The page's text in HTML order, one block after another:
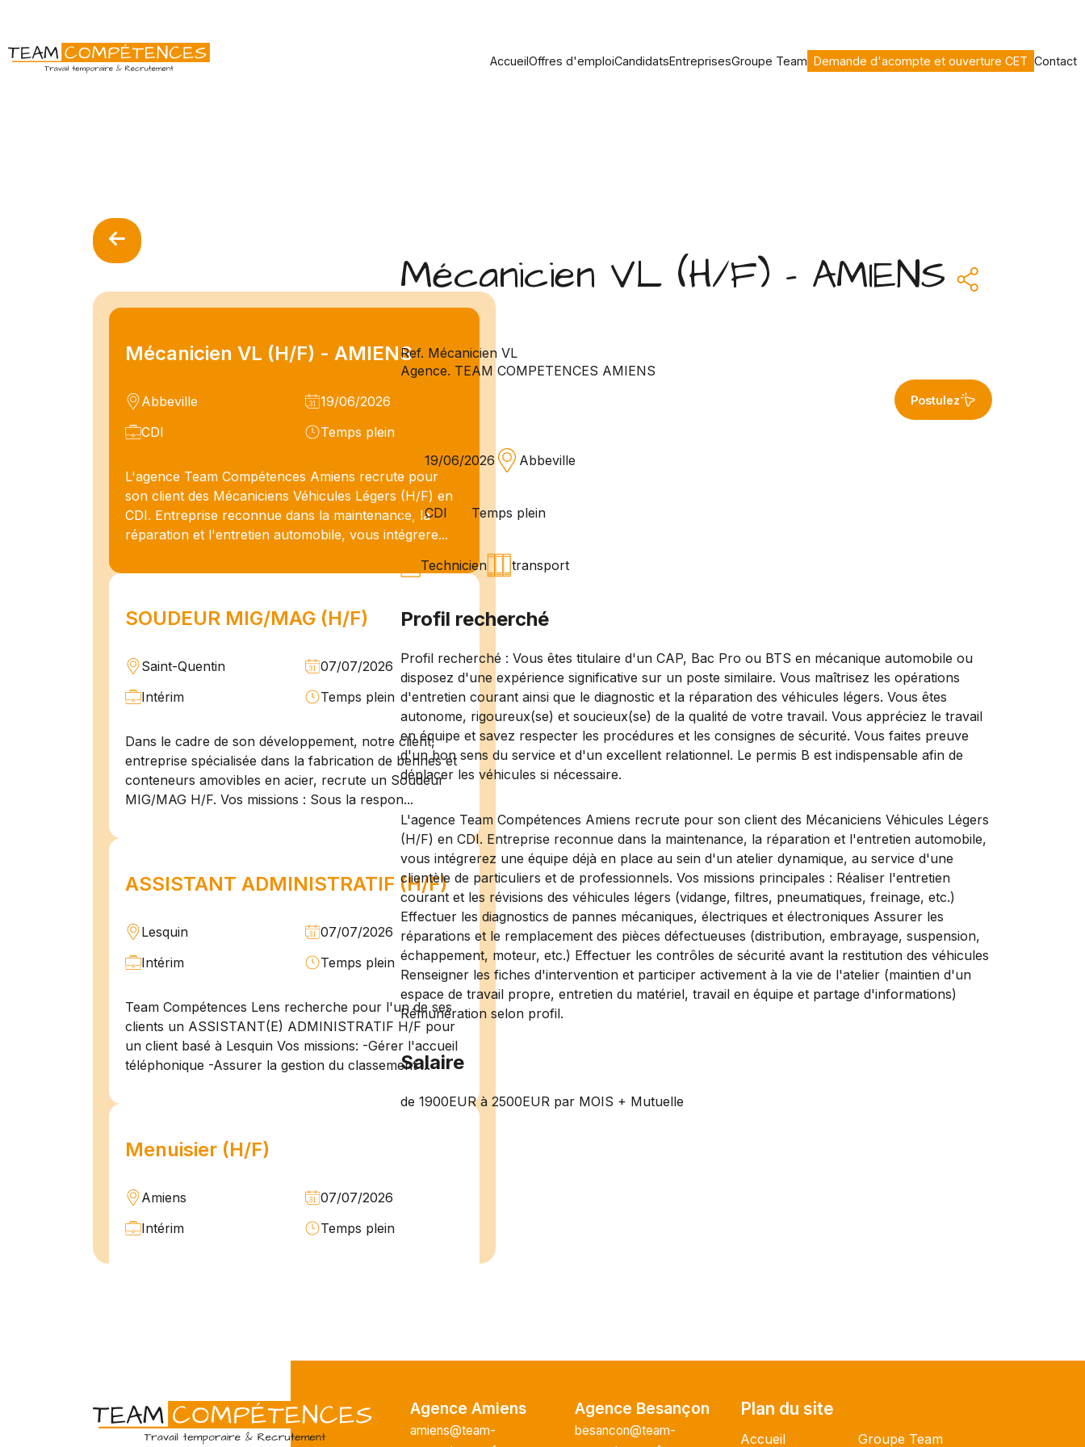
AccueilOffres d'emploiCandidatsEntreprisesGroupe Team Demande d'acompte et ouverture CET Contact
Mécanicien VL (H/F) - AMIENS
Abbeville
19/06/2026
CDI
Temps plein
L'agence Team Compétences Amiens recrute pour
son client des Mécaniciens Véhicules Légers (H/F) en
CDI. Entreprise reconnue dans la maintenance, la
réparation et l'entretien automobile, vous intégrere...
SOUDEUR MIG/MAG (H/F)
Saint-Quentin
07/07/2026
Intérim
Temps plein
Dans le cadre de son développement, notre client,
entreprise spécialisée dans la fabrication de bennes et
conteneurs amovibles en acier, recrute un Soudeur
MIG/MAG H/F. Vos missions : Sous la respon...
ASSISTANT ADMINISTRATIF (H/F)
Lesquin
07/07/2026
Intérim
Temps plein
Team Compétences Lens recherche pour l'un de ses
clients un ASSISTANT(E) ADMINISTRATIF H/F pour
un client basé à Lesquin Vos missions: -Gérer l'accueil
téléphonique -Assurer la gestion du classement ...
Menuisier (H/F)
Amiens
07/07/2026
Intérim
Temps plein
Technicien de maintenance H/F
Mécanicien VL (H/F) - AMIENS
Ref. Mécanicien VL
Agence. TEAM COMPETENCES AMIENS
Postulez
19/06/2026 Abbeville
CDI Temps plein
Technicien transport
Profil recherché
Profil recherché : Vous êtes titulaire d'un CAP, Bac Pro ou BTS en mécanique automobile ou
disposez d'une expérience significative sur un poste similaire. Vous maîtrisez les opérations
d'entretien courant ainsi que le diagnostic et la réparation des véhicules légers. Vous êtes
autonome, rigoureux(se) et soucieux(se) de la qualité de votre travail. Vous appréciez le travail
en équipe et savez respecter les procédures et les consignes de sécurité. Vous faites preuve
d'un bon sens du service et d'un excellent relationnel. Le permis B est indispensable afin de
déplacer les véhicules si nécessaire.
L'agence Team Compétences Amiens recrute pour son client des Mécaniciens Véhicules Légers
(H/F) en CDI. Entreprise reconnue dans la maintenance, la réparation et l'entretien automobile,
vous intégrerez une équipe déjà en place au sein d'un atelier dynamique, au service d'une
clientèle de particuliers et de professionnels. Vos missions principales : Réaliser l'entretien
courant et les révisions des véhicules légers (vidange, filtres, pneumatiques, freinage, etc.)
Effectuer les diagnostics de pannes mécaniques, électriques et électroniques Assurer les
réparations et le remplacement des pièces défectueuses (distribution, embrayage, suspension,
échappement, moteur, etc.) Effectuer les contrôles de sécurité avant la restitution des véhicules
Renseigner les fiches d'intervention et participer activement à la vie de l'atelier (maintien d'un
espace de travail propre, entretien du matériel, travail en équipe et partage d'informations)
Rémunération selon profil.
Salaire
de 1900EUR à 2500EUR par MOIS + Mutuelle
Agence Amiens
amiens@team-
Agence Besançon
besancon@team-
Plan du site
Accueil Groupe Team